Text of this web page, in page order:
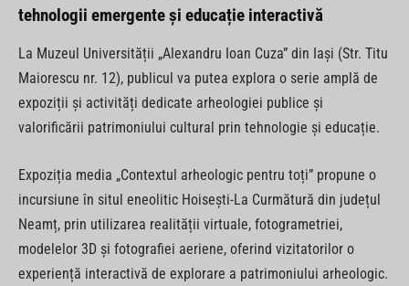
tehnologii emergente și educație interactivă
La Muzeul Universității „Alexandru Ioan Cuza” din Iași (Str. Titu
Maiorescu nr. 12), publicul va putea explora o serie amplă de
expoziții și activități dedicate arheologiei publice și
valorificării patrimoniului cultural prin tehnologie și educație.
Expoziția media „Contextul arheologic pentru toți” propune o
incursiune în situl eneolitic Hoisești-La Curmătură din județul
Neamț, prin utilizarea realității virtuale, fotogrametriei,
modelelor 3D și fotografiei aeriene, oferind vizitatorilor o
experiență interactivă de explorare a patrimoniului arheologic.